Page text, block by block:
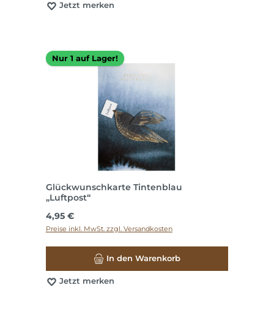
Jetzt merken
Nur 1 auf Lager!
Glückwunschkarte Tintenblau
„Luftpost“
Regulärer Preis:
4,95 €
Preise inkl. MwSt. zzgl. Versandkosten
In den Warenkorb
Jetzt merken